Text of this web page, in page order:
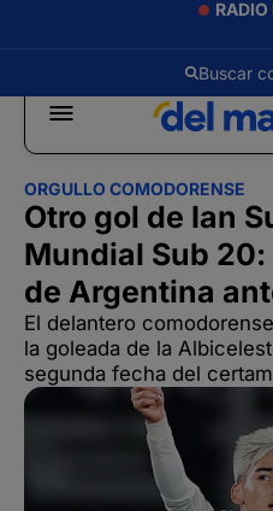
RADIO
ORGULLO COMODORENSE
Otro gol de Ian
Mundial Sub
de Argentina
El delantero
la goleada de la
segunda fecha del